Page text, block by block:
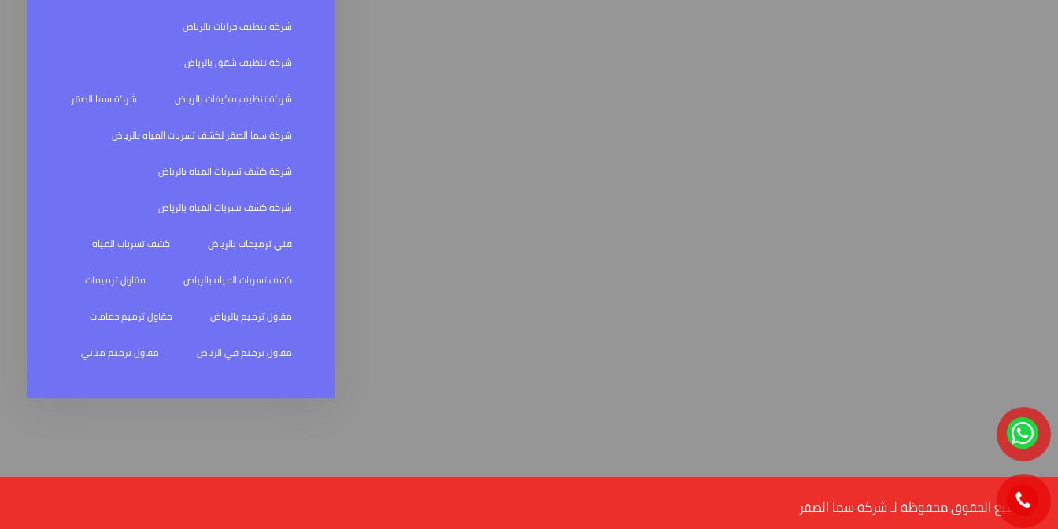
شركة تنظيف خزانات بالرياض
شركة تنظيف شقق بالرياض
شركة تنظيف مكيفات بالرياض
شركة سما الصقر
شركة سما الصقر لكشف تسربات المياه بالرياض
شركة كشف تسربات المياه بالرياض
شركه كشف تسربات المياه بالرياض
فني ترميمات بالرياض
كشف تسربات المياه
كشف تسربات المياه بالرياض
مقاول ترميمات
مقاول ترميم بالرياض
مقاول ترميم حمامات
مقاول ترميم في الرياض
مقاول ترميم مباني
© جميع الحقوق محفوظة لـ شركة سما الصقر